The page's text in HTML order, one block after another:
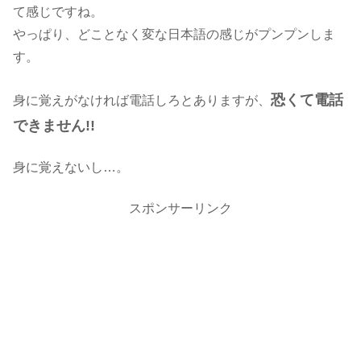
て感じですね。
やっぱり、どことなく変な日本語の感じがプンプンしま
す。
身に覚えがなければ電話しろとありますが、 恐くて電話
できません!!
身に覚えないし…。
スポンサーリンク